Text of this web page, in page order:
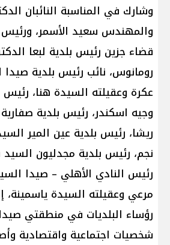
وشارك في المناسبة النائبان
والمهندس سعيد الأسمر، ورئيس
قضاء جزين رئيس بلدية لبعا
رومانوس، نائب رئيس بلدية صيدا
عكرة وعقيلته السيدة هنا، رئيس
وجيه اسكندر، رئيس بلدية
ريشا، رئيس بلدية عين المير
نجم، رئيس بلدية مجدليون
رئيس النادي الأهلي – صيدا
مرعي وعقيلته السيدة
رؤساء البلديات في منطقتي
شخصيات اجتماعية واقتصادية